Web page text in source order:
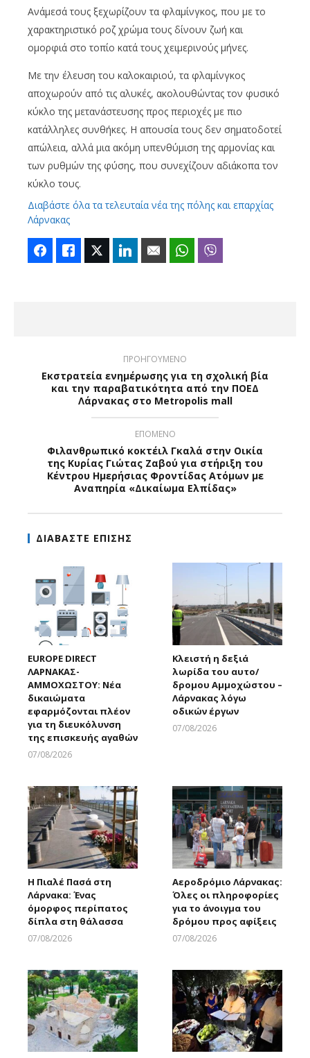
Ανάμεσά τους ξεχωρίζουν τα φλαμίνγκος, που με το
χαρακτηριστικό ροζ χρώμα τους δίνουν ζωή και
ομορφιά στο τοπίο κατά τους χειμερινούς μήνες.
Με την έλευση του καλοκαιριού, τα φλαμίνγκος
αποχωρούν από τις αλυκές, ακολουθώντας τον φυσικό
κύκλο της μετανάστευσης προς περιοχές με πιο
κατάλληλες συνθήκες. Η απουσία τους δεν σηματοδοτεί
απώλεια, αλλά μια ακόμη υπενθύμιση της αρμονίας και
των ρυθμών της φύσης, που συνεχίζουν αδιάκοπα τον
κύκλο τους.
Διαβάστε όλα τα τελευταία νέα της πόλης και επαρχίας
Λάρνακας
FacebookLike Twitter LinkedIn Email WhatsApp
ΠΡΟΗΓΟΥΜΕΝΟ
Εκστρατεία ενημέρωσης για τη σχολική βία
και την παραβατικότητα από την ΠΟΕΔ
Λάρνακας στο Metropolis mall
ΕΠΟΜΕΝΟ
Φιλανθρωπικό κοκτέιλ Γκαλά στην Οικία
της Κυρίας Γιώτας Ζαβού για στήριξη του
Κέντρου Ημερήσιας Φροντίδας Ατόμων με
Αναπηρία «Δικαίωμα Ελπίδας»
ΔΙΑΒΑΣΤΕ ΕΠΙΣΗΣ
EUROPE DIRECT
ΛΑΡΝΑΚΑΣ-
ΑΜΜΟΧΩΣΤΟΥ: Νέα
δικαιώματα
εφαρμόζονται πλέον
για τη διευκόλυνση
της επισκευής αγαθών
07/08/2026
Κλειστή η δεξιά
λωρίδα του αυτο/
δρομου Αμμοχώστου –
Λάρνακας λόγω
οδικών έργων
07/08/2026
Η Πιαλέ Πασά στη
Λάρνακα: Ένας
όμορφος περίπατος
δίπλα στη θάλασσα
07/08/2026
Αεροδρόμιο Λάρνακας:
Όλες οι πληροφορίες
για το άνοιγμα του
δρόμου προς αφίξεις
07/08/2026